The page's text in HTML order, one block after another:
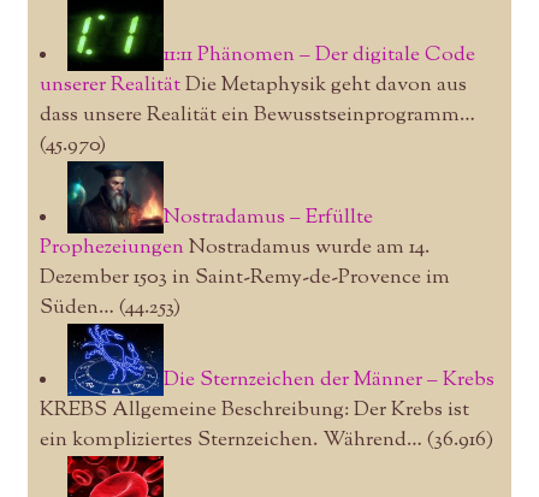
11:11 Phänomen – Der digitale Code
unserer RealitätDie Metaphysik geht davon aus
dass unsere Realität ein Bewusstseinprogramm…
(45.970)
Nostradamus – Erfüllte
ProphezeiungenNostradamus wurde am 14.
Dezember 1503 in Saint-Remy-de-Provence im
Süden… (44.253)
Die Sternzeichen der Männer – Krebs
KREBS Allgemeine Beschreibung: Der Krebs ist
ein kompliziertes Sternzeichen. Während… (36.916)